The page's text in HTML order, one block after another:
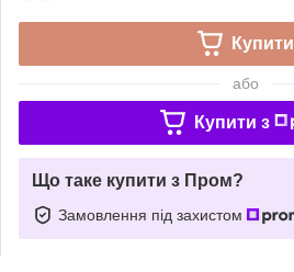
Купити
або
Купити з
Що таке купити з Пром?
Замовлення під захистом